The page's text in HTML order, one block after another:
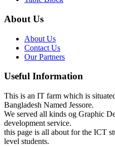
About Us
About Us
Contact Us
Our Partners
Useful Information
This is an IT farm which is
Bangladesh Named Jessore.
We served all kinds og Graphic
development service.
this page is all about for the ICT
level students.